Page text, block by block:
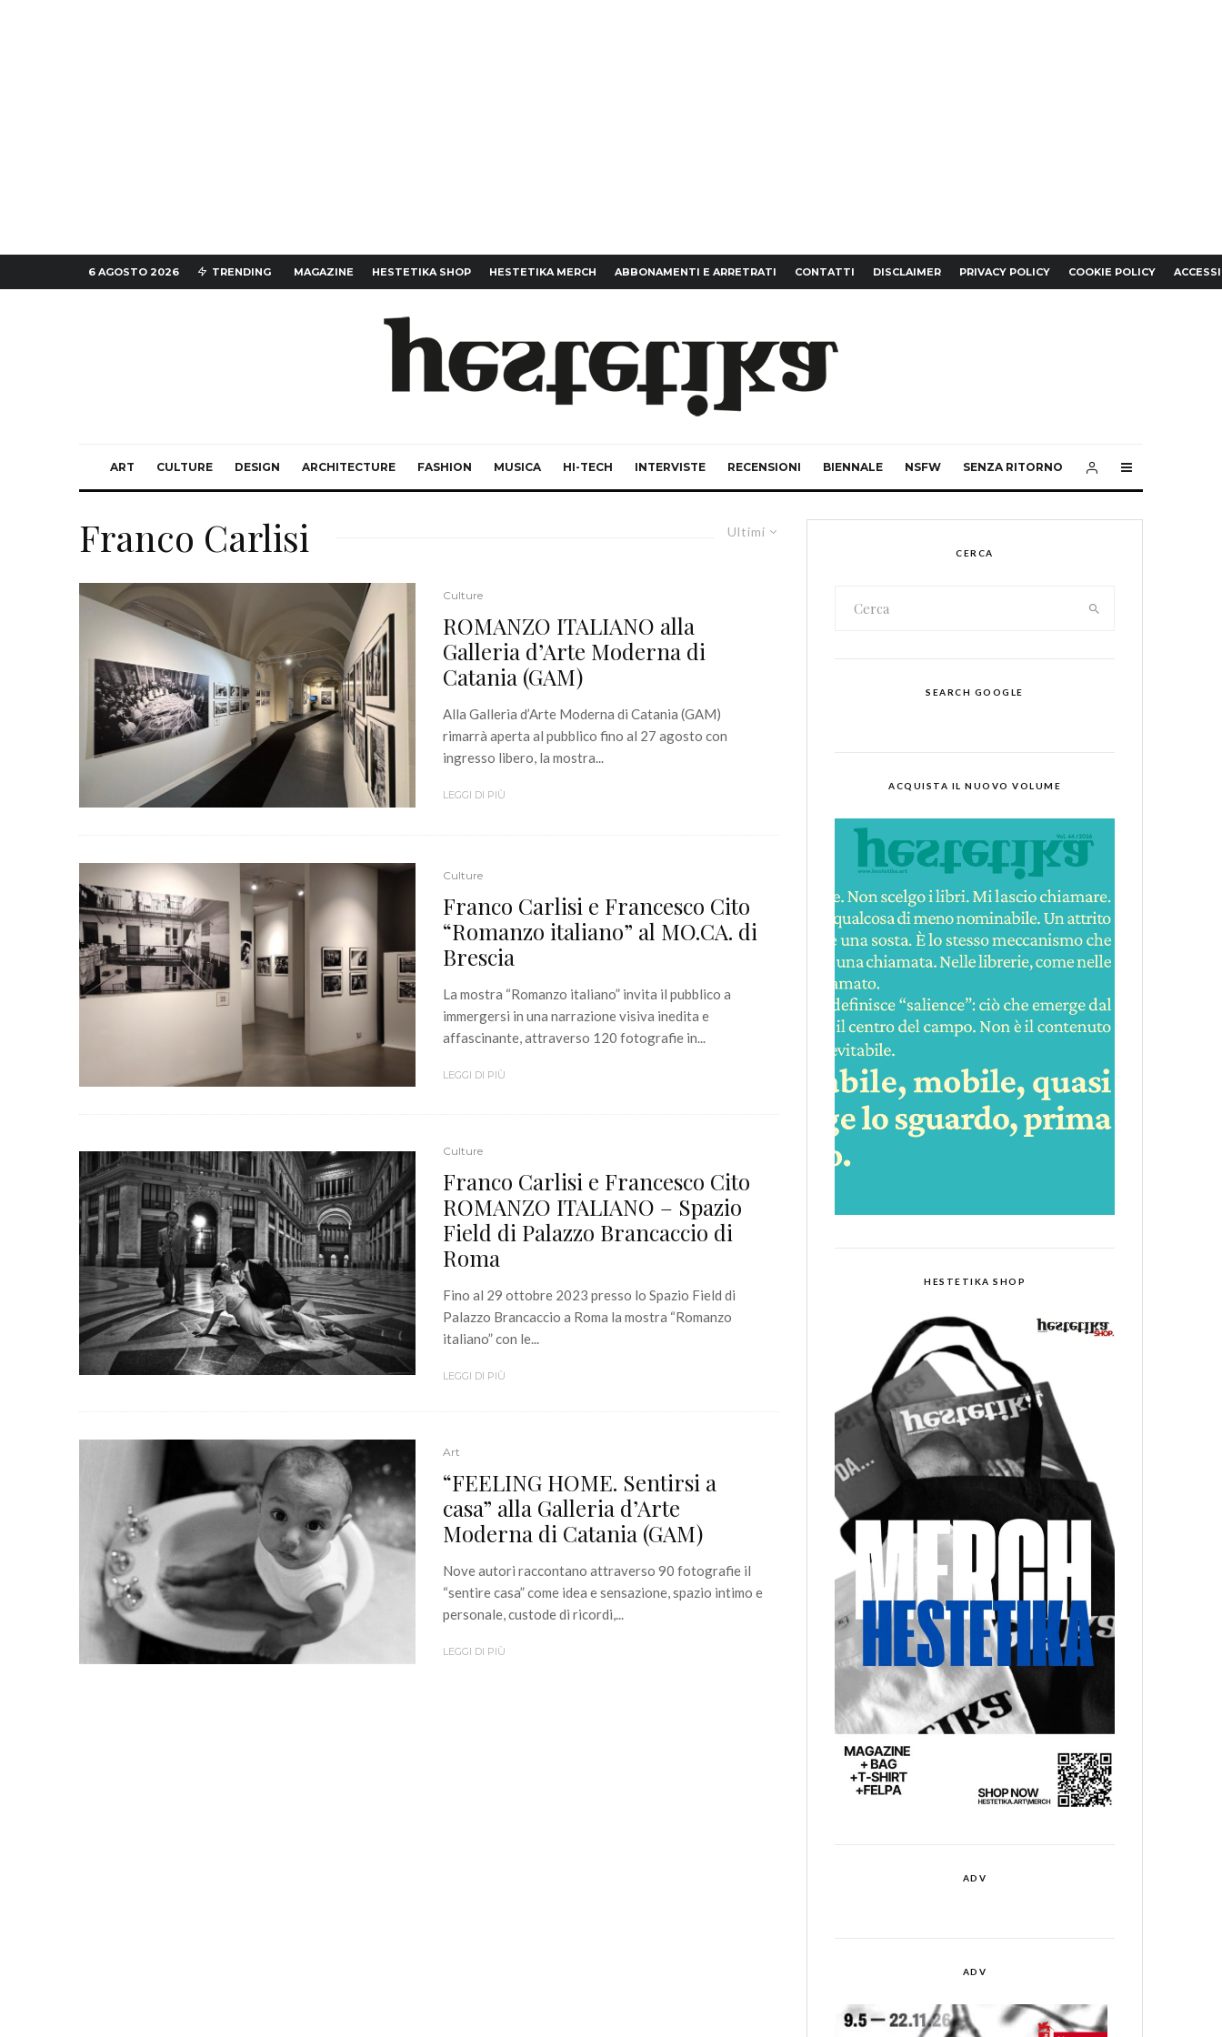
6 AGOSTO 2026 TRENDING MAGAZINE HESTETIKA SHOP HESTETIKA MERCH ABBONAMENTI E ARRETRATI CONTATTI DISCLAIMER PRIVACY POLICY COOKIE POLICY
ART CULTURE DESIGN ARCHITECTURE FASHION MUSICA HI-TECH INTERVISTE RECENSIONI BIENNALE NSFW SENZA RITORNO
Ultimi
Franco Carlisi
Culture
ROMANZO ITALIANO alla
Galleria d’Arte Moderna di
Catania (GAM)
Alla Galleria d’Arte Moderna di Catania (GAM)
rimarrà aperta al pubblico fino al 27 agosto con
ingresso libero, la mostra...
LEGGI DI PIÙ
Culture
Franco Carlisi e Francesco Cito
“Romanzo italiano” al MO.CA. di
Brescia
La mostra “Romanzo italiano” invita il pubblico a
immergersi in una narrazione visiva inedita e
affascinante, attraverso 120 fotografie in...
LEGGI DI PIÙ
Culture
Franco Carlisi e Francesco Cito
ROMANZO ITALIANO – Spazio
Field di Palazzo Brancaccio di
Roma
Fino al 29 ottobre 2023 presso lo Spazio Field di
Palazzo Brancaccio a Roma la mostra “Romanzo
italiano” con le...
LEGGI DI PIÙ
Art
“FEELING HOME. Sentirsi a
casa” alla Galleria d’Arte
Moderna di Catania (GAM)
Nove autori raccontano attraverso 90 fotografie il
“sentire casa” come idea e sensazione, spazio intimo e
personale, custode di ricordi,...
LEGGI DI PIÙ
CERCA
SEARCH GOOGLE
ACQUISTA IL NUOVO VOLUME
HESTETIKA SHOP
ADV
ADV